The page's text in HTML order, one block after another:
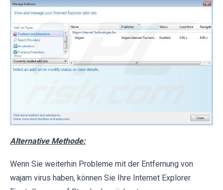
Alternative Methode:
Wenn Sie weiterhin Probleme mit der Entfernung von
wajam virus haben, können Sie Ihre Internet Explorer